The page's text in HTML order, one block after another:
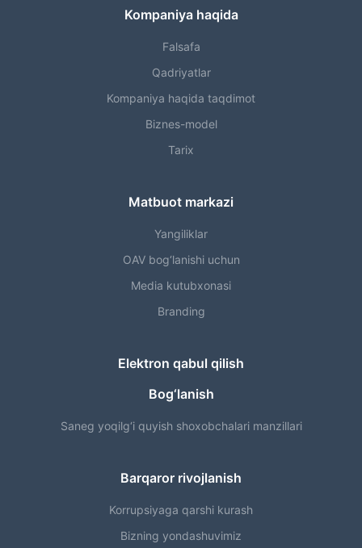
Kompaniya haqida
Falsafa
Qadriyatlar
Kompaniya haqida taqdimot
Biznes-model
Tarix
Matbuot markazi
Yangiliklar
OAV bog‘lanishi uchun
Media kutubxonasi
Branding
Elektron qabul qilish
Bog‘lanish
Saneg yoqilg‘i quyish shoxobchalari manzillari
Barqaror rivojlanish
Korrupsiyaga qarshi kurash
Bizning yondashuvimiz